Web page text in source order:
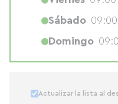
Actualizar la lista al
Sábado
Domingo